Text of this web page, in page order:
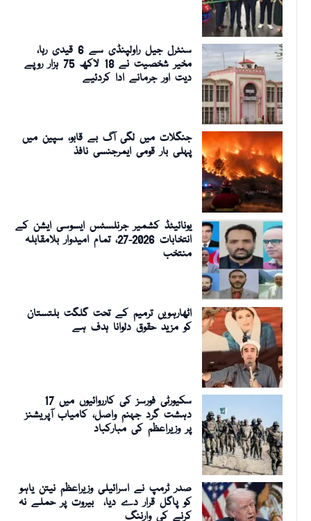
سنٹرل جیل راولپنڈی سے 6 قیدی رہا،
مخیر شخصیت نے 18 لاکھ 75 ہزار روپے
دیت اور جرمانے ادا کردئیے
جنگلات میں لگی آگ بے قابو، سپین میں
پہلی بار قومی ایمرجنسی نافذ
یونائیٹڈ کشمیر جرنلسٹس ایسوسی ایشن کے
انتخابات 2026-27، تمام امیدوار بلامقابلہ
منتخب
اٹھارہویں ترمیم کے تحت گلگت بلتستان
کو مزید حقوق دلوانا ہدف ہے
سکیورٹی فورسز کی کارروائیوں میں 17
دہشت گرد جہنم واصل، کامیاب آپریشنز
پر وزیراعظم کی مبارکباد
صدر ٹرمپ نے اسرائیلی وزیراعظم نیتن یاہو
کو پاگل قرار دے دیا، بیروت پر حملے نہ
کرنے کی وارننگ